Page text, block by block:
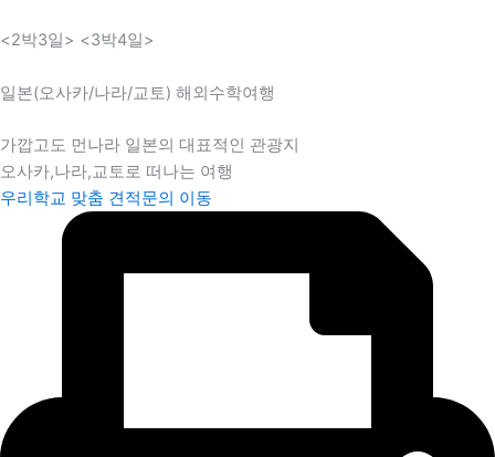
<2박3일> <3박4일>
일본(오사카/나라/교토) 해외수학여행
가깝고도 먼나라 일본의 대표적인 관광지
오사카,나라,교토로 떠나는 여행
우리학교 맞춤 견적문의 이동